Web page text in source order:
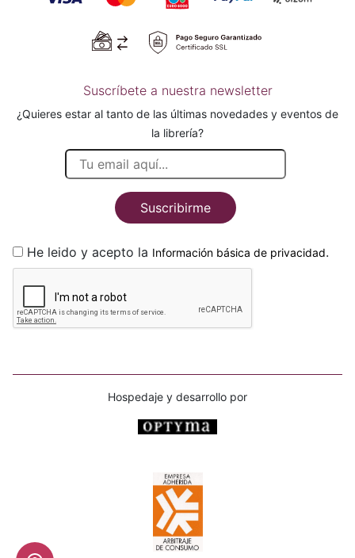
Suscríbete a nuestra newsletter
¿Quieres estar al tanto de las últimas novedades y eventos de
la librería?
Suscribirme
He leido y acepto la Información básica de privacidad.
Hospedaje y desarrollo por